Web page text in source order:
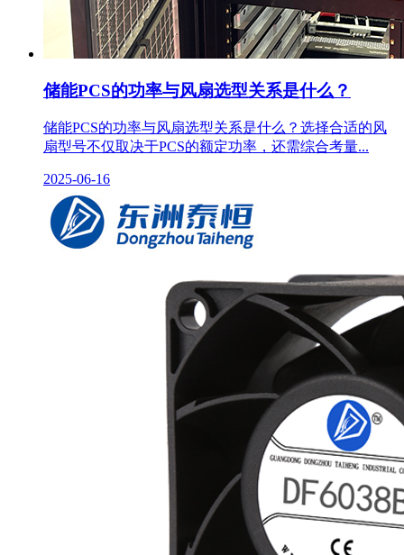
储能PCS的功率与风扇选型关系是什么？
储能PCS的功率与风扇选型关系是什么？选择合适的风
扇型号不仅取决于PCS的额定功率，还需综合考量...
2025-06-16